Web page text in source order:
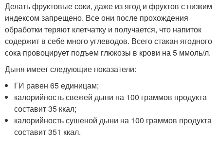
Делать фруктовые соки, даже из ягод и фруктов с низким
индексом запрещено. Все они после прохождения
обработки теряют клетчатку и получается, что напиток
содержит в себе много углеводов. Всего стакан ягодного
сока провоцирует подъем глюкозы в крови на 5 ммоль/л.
Дыня имеет следующие показатели:
ГИ равен 65 единицам;
калорийность свежей дыни на 100 граммов продукта
составит 35 ккал;
калорийность сушеной дыни на 100 граммов продукта
составит 351 ккал.